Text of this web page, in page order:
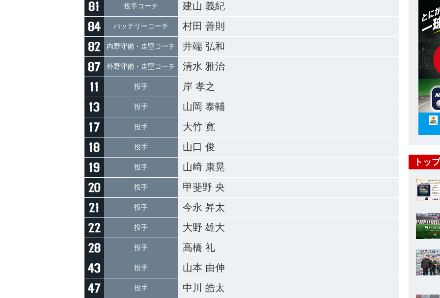
投手コーチ 建山 義紀
バッテリーコーチ 村田 善則
内野守備・走塁コーチ 井端 弘和
外野守備・走塁コーチ 清水 雅治
投手 岸 孝之
投手 山岡 泰輔
投手 大竹 寛
投手 山口 俊
投手 山﨑 康晃
投手 甲斐野 央
投手 今永 昇太
投手 大野 雄大
投手 高橋 礼
投手 山本 由伸
投手 中川 皓太
バ
内野
外野
トッ